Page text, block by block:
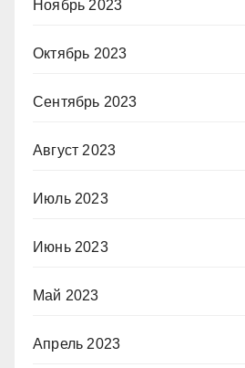
Ноябрь 2023
Октябрь 2023
Сентябрь 2023
Август 2023
Июль 2023
Июнь 2023
Май 2023
Апрель 2023